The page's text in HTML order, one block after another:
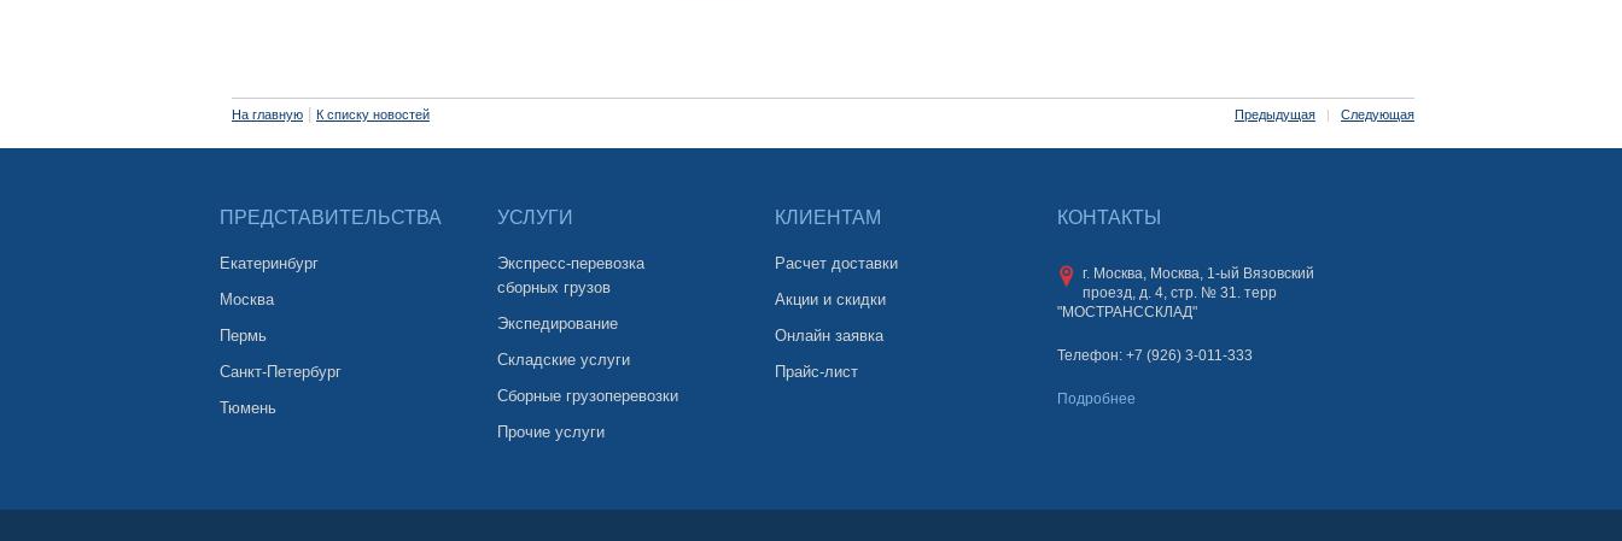
На главную К списку новостей Предыдущая | Следующая
ПРЕДСТАВИТЕЛЬСТВА
Екатеринбург
Москва
Пермь
Санкт-Петербург
Тюмень
УСЛУГИ
Экспресс-перевозка
сборных грузов
Экспедирование
Складские услуги
Сборные грузоперевозки
Прочие услуги
КЛИЕНТАМ
Расчет доставки
Акции и скидки
Онлайн заявка
Прайс-лист
КОНТАКТЫ
г. Москва, Москва, 1-ый Вязовский
проезд, д. 4, стр. № 31. терр
"МОСТРАНССКЛАД"
Телефон: +7 (926) 3-011-333
Подробнее